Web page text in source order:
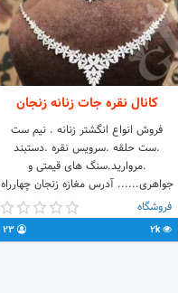
کانال نقره جات زنانه زنجان
فروش انواع انگشتر زنانه . نیم ست
.ست حلقه .سرویس نقره .دستبند
.مروارید.سنگ های قیمتی و
جواهری...... آدرس مغازه زنجان چهارراه
انقلاب جنب پاساژ مروارید ثابت
۰۹۱۹۹۸۱۹۱۳۱ تلگرام ۰۹۳۸۵۸۹۲۸۳۱
آیدی مدیریت
فروشگاه
2k
23